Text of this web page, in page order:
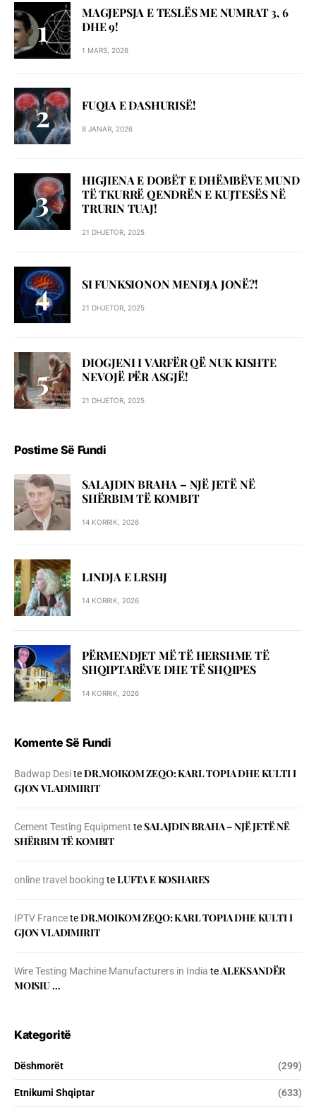
MAGJEPSJA E TESLËS ME NUMRAT 3, 6
DHE 9!
1 MARS, 2026
FUQIA E DASHURISË!
8 JANAR, 2026
HIGJIENA E DOBËT E DHËMBËVE MUND
TË TKURRË QENDRËN E KUJTESËS NË
TRURIN TUAJ!
21 DHJETOR, 2025
SI FUNKSIONON MENDJA JONË?!
21 DHJETOR, 2025
DIOGJENI I VARFËR QË NUK KISHTE
NEVOJË PËR ASGJË!
21 DHJETOR, 2025
Postime Së Fundi
SALAJDIN BRAHA – NJЁ JETЁ NЁ
SHЁRBIM TЁ KOMBIT
14 KORRIK, 2026
LINDJA E LRSHJ
14 KORRIK, 2026
PËRMENDJET MË TË HERSHME TË
SHQIPTARËVE DHE TË SHQIPES
14 KORRIK, 2026
Komente Së Fundi
Badwap DesiteDR.MOIKOM ZEQO: KARL TOPIA DHE KULTI I
GJON VLADIMIRIT
Cement Testing Equipment teSALAJDIN BRAHA – NJЁ JETЁ NЁ
SHЁRBIM TЁ KOMBIT
online travel booking teLUFTA E KOSHARES
IPTV FranceteDR.MOIKOM ZEQO: KARL TOPIA DHE KULTI I
GJON VLADIMIRIT
Wire Testing Machine Manufacturers in India teALEKSANDËR
MOISIU …
Kategoritë
Dëshmorët (299)
Etnikumi Shqiptar (633)